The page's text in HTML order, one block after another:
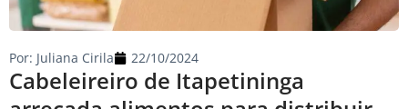
Cabeleireiro de Itapetininga
Por: Juliana Cirila 22/10/2024